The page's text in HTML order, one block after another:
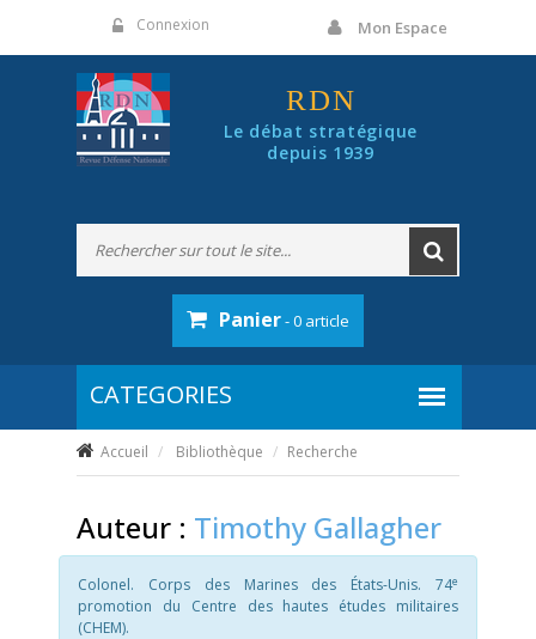
Connexion Mon Espace
RDN
Le débat stratégique
depuis 1939
Panier- 0 article
Accueil Bibliothèque Recherche
Auteur : Timothy Gallagher
Colonel. Corps des Marines des États-Unis. 74e
promotion du Centre des hautes études militaires
(CHEM).